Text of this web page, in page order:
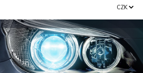
CZK